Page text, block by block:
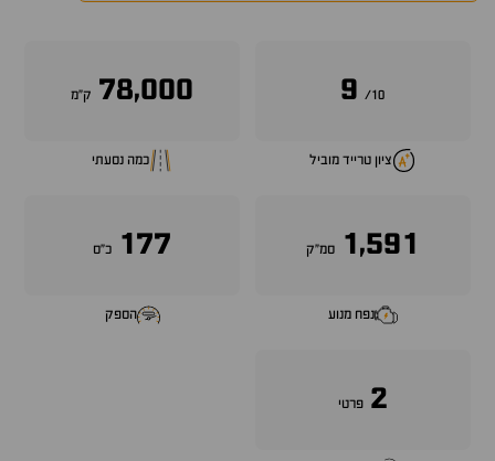
10/
9
ציון טרייד מוביל
78,000 ק״מ
כמה נסעתי
1,591 סמ״ק
נפח מנוע
177 כ״ס
הספק
2 פרטי